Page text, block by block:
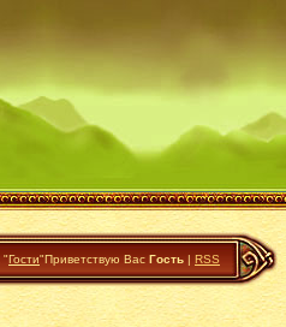
"Гости"Приветствую Вас Гость | RSS